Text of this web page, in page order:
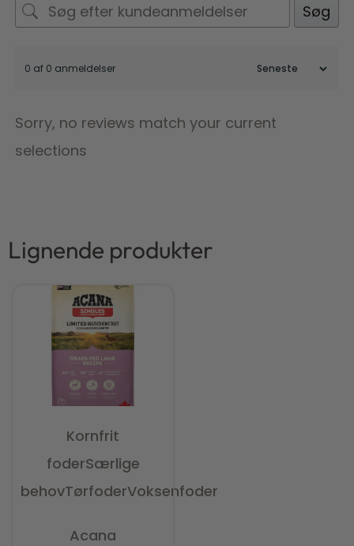
Søg
0 af 0 anmeldelser
Sorry, no reviews match your current
selections
Lignende produkter
Kornfrit
foderSærlige
behovTørfoderVoksenfoder
Acana